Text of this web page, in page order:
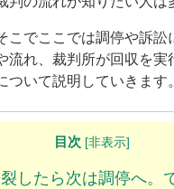
こでここでは調停や訴訟
流れ、裁判所が回収を実
ついて説明していきます。
目次 [非表示]
したら次は調停へ。
知る
[無料]